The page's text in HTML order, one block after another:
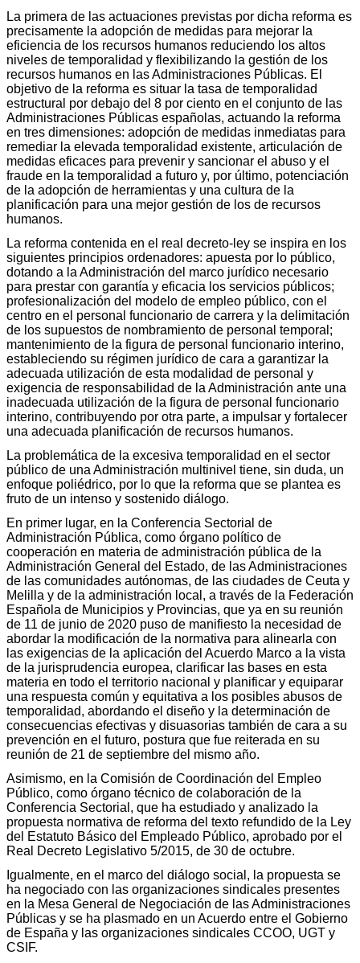
La primera de las actuaciones previstas por dicha reforma es
precisamente la adopción de medidas para mejorar la
eficiencia de los recursos humanos reduciendo los altos
niveles de temporalidad y flexibilizando la gestión de los
recursos humanos en las Administraciones Públicas. El
objetivo de la reforma es situar la tasa de temporalidad
estructural por debajo del 8 por ciento en el conjunto de las
Administraciones Públicas españolas, actuando la reforma
en tres dimensiones: adopción de medidas inmediatas para
remediar la elevada temporalidad existente, articulación de
medidas eficaces para prevenir y sancionar el abuso y el
fraude en la temporalidad a futuro y, por último, potenciación
de la adopción de herramientas y una cultura de la
planificación para una mejor gestión de los de recursos
humanos.
La reforma contenida en el real decreto-ley se inspira en los
siguientes principios ordenadores: apuesta por lo público,
dotando a la Administración del marco jurídico necesario
para prestar con garantía y eficacia los servicios públicos;
profesionalización del modelo de empleo público, con el
centro en el personal funcionario de carrera y la delimitación
de los supuestos de nombramiento de personal temporal;
mantenimiento de la figura de personal funcionario interino,
estableciendo su régimen jurídico de cara a garantizar la
adecuada utilización de esta modalidad de personal y
exigencia de responsabilidad de la Administración ante una
inadecuada utilización de la figura de personal funcionario
interino, contribuyendo por otra parte, a impulsar y fortalecer
una adecuada planificación de recursos humanos.
La problemática de la excesiva temporalidad en el sector
público de una Administración multinivel tiene, sin duda, un
enfoque poliédrico, por lo que la reforma que se plantea es
fruto de un intenso y sostenido diálogo.
En primer lugar, en la Conferencia Sectorial de
Administración Pública, como órgano político de
cooperación en materia de administración pública de la
Administración General del Estado, de las Administraciones
de las comunidades autónomas, de las ciudades de Ceuta y
Melilla y de la administración local, a través de la Federación
Española de Municipios y Provincias, que ya en su reunión
de 11 de junio de 2020 puso de manifiesto la necesidad de
abordar la modificación de la normativa para alinearla con
las exigencias de la aplicación del Acuerdo Marco a la vista
de la jurisprudencia europea, clarificar las bases en esta
materia en todo el territorio nacional y planificar y equiparar
una respuesta común y equitativa a los posibles abusos de
temporalidad, abordando el diseño y la determinación de
consecuencias efectivas y disuasorias también de cara a su
prevención en el futuro, postura que fue reiterada en su
reunión de 21 de septiembre del mismo año.
Asimismo, en la Comisión de Coordinación del Empleo
Público, como órgano técnico de colaboración de la
Conferencia Sectorial, que ha estudiado y analizado la
propuesta normativa de reforma del texto refundido de la Ley
del Estatuto Básico del Empleado Público, aprobado por el
Real Decreto Legislativo 5/2015, de 30 de octubre.
Igualmente, en el marco del diálogo social, la propuesta se
ha negociado con las organizaciones sindicales presentes
en la Mesa General de Negociación de las Administraciones
Públicas y se ha plasmado en un Acuerdo entre el Gobierno
de España y las organizaciones sindicales CCOO, UGT y
CSIF.